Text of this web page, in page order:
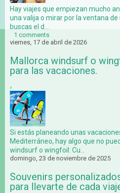
Hay viajes que empiezan mucho
una valija o mirar por la ventana
buscas el d...
1 comments
viernes, 17 de abril de 2026
Mallorca windsurf o
para las vacaciones.
›
Si estás planeando unas
Mediterráneo, hay algo que no
windsurf o wingfoil: Cu...
domingo, 23 de noviembre de 2025
Souvenirs
para llevarte de cada